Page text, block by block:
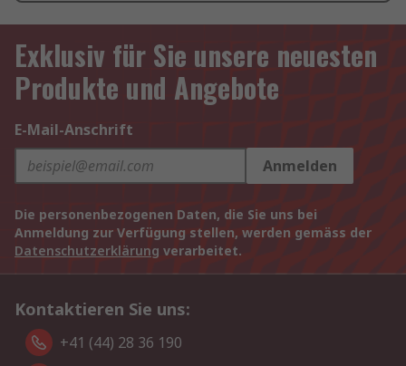
Exklusiv für Sie unsere neuesten
Produkte und Angebote
E-Mail-Anschrift
Anmelden
Die personenbezogenen Daten, die Sie uns bei
Anmeldung zur Verfügung stellen, werden gemäss der
Datenschutzerklärung verarbeitet.
Kontaktieren Sie uns:
+41 (44) 28 36 190